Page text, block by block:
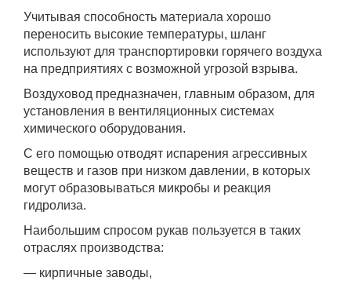
Учитывая способность материала хорошо
переносить высокие температуры, шланг
используют для транспортировки горячего воздуха
на предприятиях с возможной угрозой взрыва.
Воздуховод предназначен, главным образом, для
установления в вентиляционных системах
химического оборудования.
С его помощью отводят испарения агрессивных
веществ и газов при низком давлении, в которых
могут образовываться микробы и реакция
гидролиза.
Наибольшим спросом рукав пользуется в таких
отраслях производства:
— кирпичные заводы,